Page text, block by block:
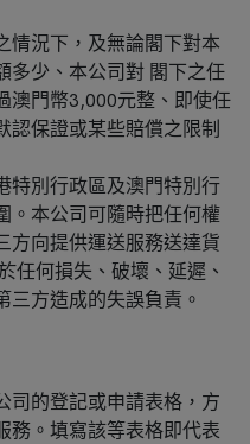
情況下，及無論閣下對本
多少、本公司對 閣下之任
澳門幣3,000元整、即使任
認保證或某些賠償之限制
特別行政區及澳門特別行
。本公司可隨時把任何權
方向提供運送服務送達貨
任何損失、破壞、延遲、
三方造成的失誤負責。
司的登記或申請表格，方
務。填寫該等表格即代表